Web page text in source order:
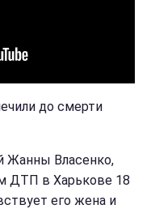
до смерти
Жанны Власенко,
ДТП в Харькове 18
его жена и